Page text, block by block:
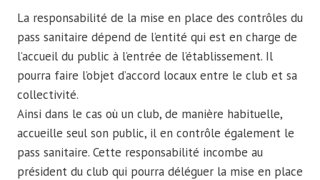
La responsabilité de la mise en place des contrôles du
pass sanitaire dépend de l’entité qui est en charge de
l’accueil du public à l’entrée de l’établissement. Il
pourra faire l’objet d’accord locaux entre le club et sa
collectivité.
Ainsi dans le cas où un club, de manière habituelle,
accueille seul son public, il en contrôle également le
pass sanitaire. Cette responsabilité incombe au
président du club qui pourra déléguer la mise en place